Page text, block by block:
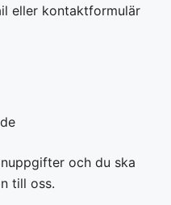
eller kontaktformulär
och du ska
till oss.